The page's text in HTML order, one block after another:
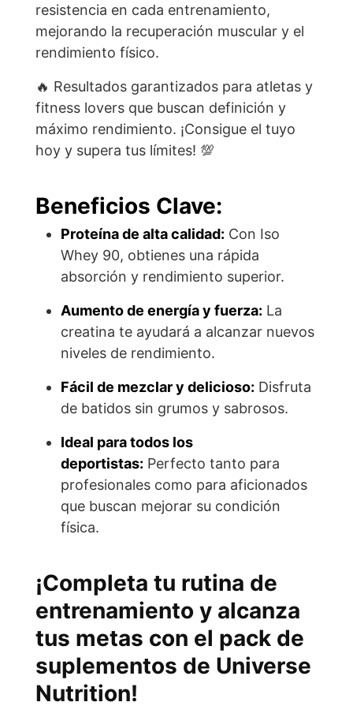
resistencia en cada entrenamiento,
mejorando la recuperación muscular y el
rendimiento físico.
🔥 Resultados garantizados para atletas y
fitness lovers que buscan definición y
máximo rendimiento. ¡Consigue el tuyo
hoy y supera tus límites! 💯
Beneficios Clave:
Proteína de alta calidad: Con Iso
Whey 90, obtienes una rápida
absorción y rendimiento superior.
Aumento de energía y fuerza: La
creatina te ayudará a alcanzar nuevos
niveles de rendimiento.
Fácil de mezclar y delicioso: Disfruta
de batidos sin grumos y sabrosos.
Ideal para todos los
deportistas: Perfecto tanto para
profesionales como para aficionados
que buscan mejorar su condición
física.
¡Completa tu rutina de
entrenamiento y alcanza
tus metas con el pack de
suplementos de Universe
Nutrition!